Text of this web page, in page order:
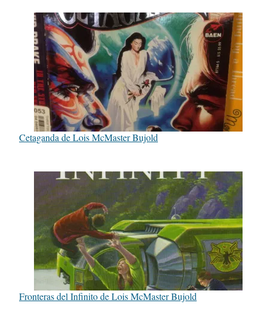
Cetaganda de Lois McMaster Bujold
Fronteras del Infinito de Lois McMaster Bujold